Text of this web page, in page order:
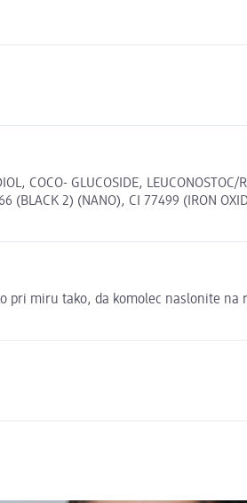
COCO- GLUCOSIDE, LEUCONOSTOC/
(BLACK 2) (NANO), CI 77499 (IRON
miru tako, da komolec naslonite na